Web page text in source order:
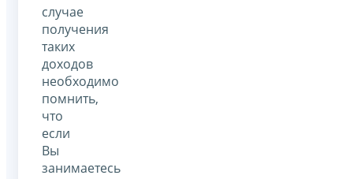
случае
получения
таких
доходов
необходимо
помнить,
что
если
Вы
занимаетесь